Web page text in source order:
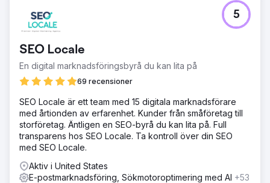
SEO Locale
En digital marknadsföringsbyrå du kan lita på
69 recensioner
5
SEO Locale är ett team med 15 digitala marknadsförare
med årtionden av erfarenhet. Kunder från småföretag till
storföretag. Äntligen en SEO-byrå du kan lita på. Full
transparens hos SEO Locale. Ta kontroll över din SEO
med SEO Locale.
Aktiv i United States
E-postmarknadsföring, Sökmotoroptimering med AI +53